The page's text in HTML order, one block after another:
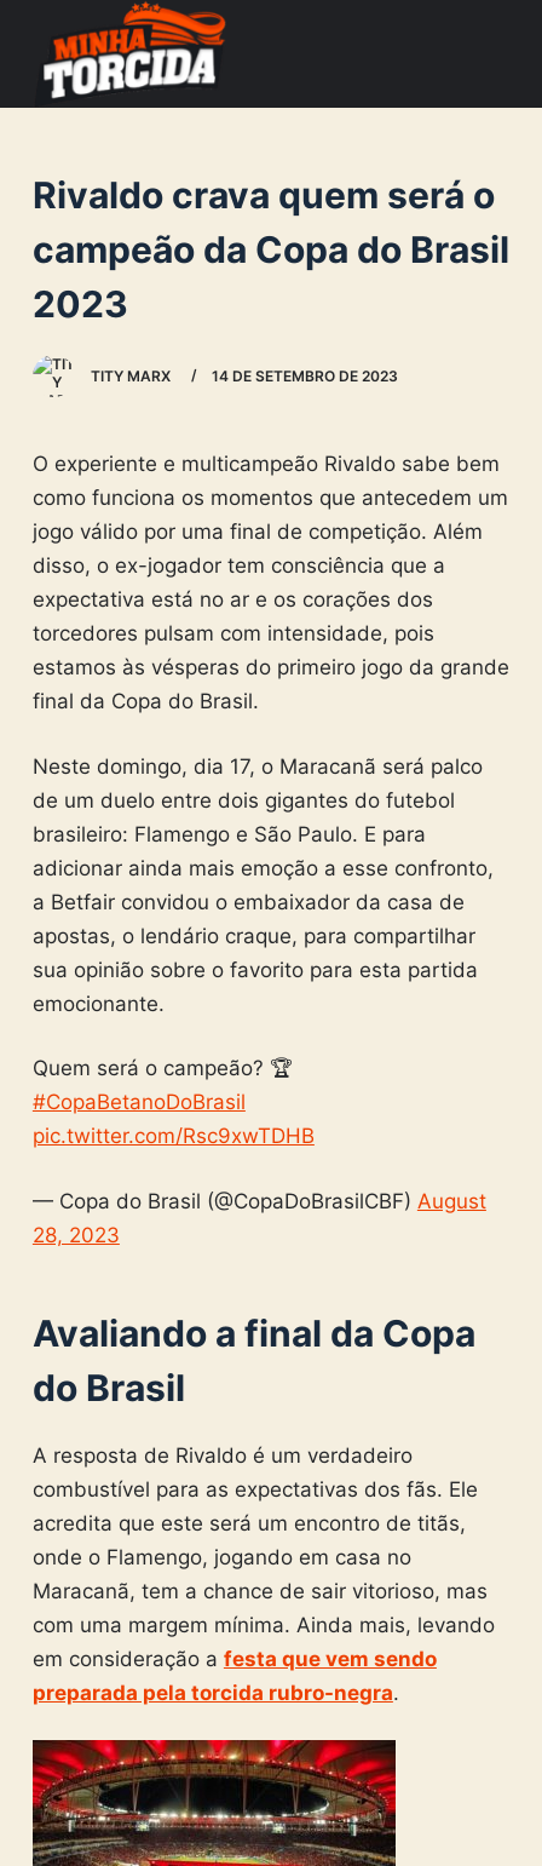
o
n
e
Rivaldo crava quem será o
campeão da Copa do Brasil
2023
TITY MARX 14 DE SETEMBRO DE 2023
O experiente e multicampeão Rivaldo sabe bem
como funciona os momentos que antecedem um
jogo válido por uma final de competição. Além
disso, o ex-jogador tem consciência que a
expectativa está no ar e os corações dos
torcedores pulsam com intensidade, pois
estamos às vésperas do primeiro jogo da grande
final da Copa do Brasil.
Neste domingo, dia 17, o Maracanã será palco
de um duelo entre dois gigantes do futebol
brasileiro: Flamengo e São Paulo. E para
adicionar ainda mais emoção a esse confronto,
a Betfair convidou o embaixador da casa de
apostas, o lendário craque, para compartilhar
sua opinião sobre o favorito para esta partida
emocionante.
Quem será o campeão? 🏆
#CopaBetanoDoBrasil
pic.twitter.com/Rsc9xwTDHB
— Copa do Brasil (@CopaDoBrasilCBF) August
28, 2023
Avaliando a final da Copa
do Brasil
A resposta de Rivaldo é um verdadeiro
combustível para as expectativas dos fãs. Ele
acredita que este será um encontro de titãs,
onde o Flamengo, jogando em casa no
Maracanã, tem a chance de sair vitorioso, mas
com uma margem mínima. Ainda mais, levando
em consideração a festa que vem sendo
preparada pela torcida rubro-negra.